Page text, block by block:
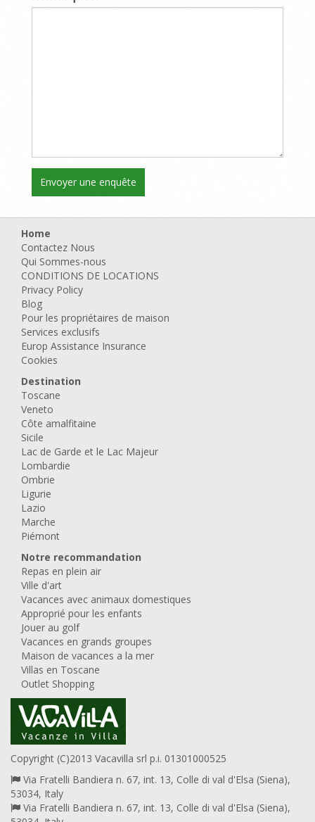
Home
Contactez Nous
Qui Sommes-nous
CONDITIONS DE LOCATIONS
Privacy Policy
Blog
Pour les propriétaires de maison
Services exclusifs
Europ Assistance Insurance
Cookies
Destination
Toscane
Veneto
Côte amalfitaine
Sicile
Lac de Garde et le Lac Majeur
Lombardie
Ombrie
Ligurie
Lazio
Marche
Piémont
Notre recommandation
Repas en plein air
Ville d'art
Vacances avec animaux domestiques
Approprié pour les enfants
Jouer au golf
Vacances en grands groupes
Maison de vacances a la mer
Villas en Toscane
Outlet Shopping
Copyright (C)2013 Vacavilla srl p.i. 01301000525
Via Fratelli Bandiera n. 67, int. 13, Colle di val d'Elsa (Siena),
53034, Italy
Via Fratelli Bandiera n. 67, int. 13, Colle di val d'Elsa (Siena),